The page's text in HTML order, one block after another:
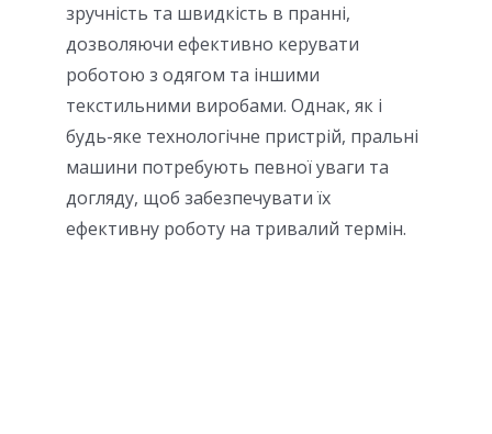
зручність та швидкість в пранні,
дозволяючи ефективно керувати
роботою з одягом та іншими
текстильними виробами. Однак, як і
будь-яке технологічне пристрій, пральні
машини потребують певної уваги та
догляду, щоб забезпечувати їх
ефективну роботу на тривалий термін.